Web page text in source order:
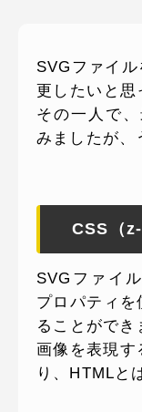
オミラボWEB
( 24時
SVGファイ
更したいと思
その一人で
みましたが、
CSS（
SVGファイ
プロパティ
ることがで
画像を表現す
り、HTMLと